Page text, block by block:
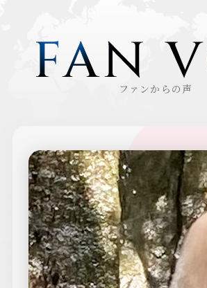
TOP
FAN VOICE
MOVIE
TOPICS
ファンからの声